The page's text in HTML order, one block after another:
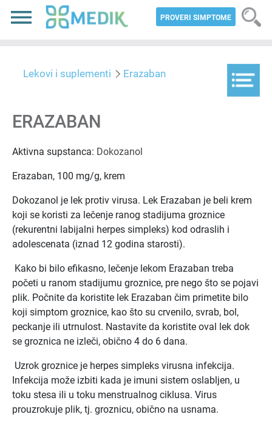
PROVERI SIMPTOME
Lekovi i suplementi Erazaban
ERAZABAN
Aktivna supstanca: Dokozanol
Erazaban, 100 mg/g, krem
Dokozanol je lek protiv virusa. Lek Erazaban je beli krem
koji se koristi za lečenje ranog stadijuma groznice
(rekurentni labijalni herpes simpleks) kod odraslih i
adolescenata (iznad 12 godina starosti).
Kako bi bilo efikasno, lečenje lekom Erazaban treba
početi u ranom stadijumu groznice, pre nego što se pojavi
plik. Počnite da koristite lek Erazaban čim primetite bilo
koji simptom groznice, kao što su crvenilo, svrab, bol,
peckanje ili utrnulost. Nastavite da koristite oval lek dok
se groznica ne izleči, obično 4 do 6 dana.
Uzrok groznice je herpes simpleks virusna infekcija.
Infekcija može izbiti kada je imuni sistem oslabljen, u
toku stesa ili u toku menstrualnog ciklusa. Virus
prouzrokuje plik, tj. groznicu, obično na usnama.